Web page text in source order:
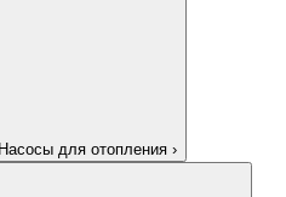
Насосы для отопления ›